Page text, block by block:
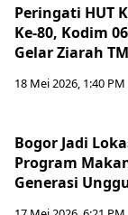
Peringati HUT
Ke-80, Kodim
Gelar Ziarah
18 Mei 2026, 1:40 PM
Bogor Jadi
Program
Generasi